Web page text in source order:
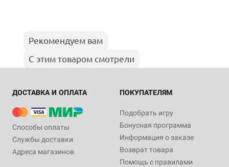
Рекомендуем вам
С этим товаром смотрели
ДОСТАВКА И ОПЛАТА
Способы оплаты
Службы доставки
Адреса магазинов
ПОКУПАТЕЛЯМ
Подобрать игру
Бонусная программа
Информация о заказе
Возврат товара
Помощь с правилами